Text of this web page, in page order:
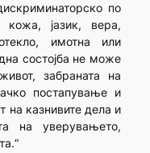
по
јазик, вера,
имотна или
состојба не може
забраната на
постапување и
на казнивите дела и
на уверувањето,